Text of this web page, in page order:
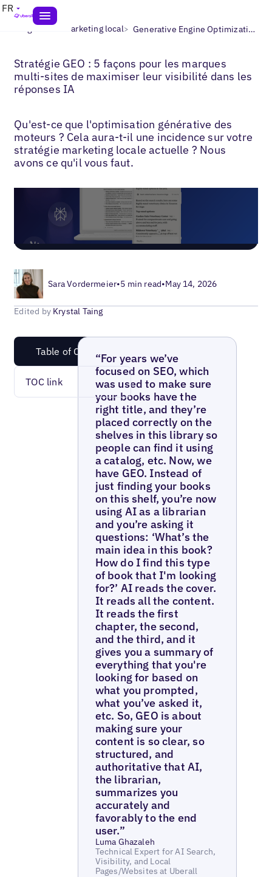
FR
Blogs> AEO marketing local> Generative Engine Optimization Strategy
Stratégie GEO : 5 façons pour les marques
multi-sites de maximiser leur visibilité dans les
réponses IA
Qu'est-ce que l'optimisation générative des
moteurs ? Cela aura-t-il une incidence sur votre
stratégie marketing locale actuelle ? Nous
avons ce qu'il vous faut.
Sara Vordermeier•5 min read•May 14, 2026
Edited by Krystal Taing
Table of Content
TOC link
“For years we’ve
focused on SEO, which
was used to make sure
your books have the
right title, and they’re
placed correctly on the
shelves in this library so
people can find it using
a catalog, etc. ‍Now, we
have GEO. Instead of
just finding your books
on this shelf, you’re now
using AI as a librarian
and you’re asking it
questions: ‘What’s the
main idea in this book?
How do I find this type
of book that I'm looking
for?’ AI reads the cover.
It reads all the content.
It reads the first
chapter, the second,
and the third, and it
gives you a summary of
everything that you're
looking for based on
what you prompted,
what you’ve asked it,
etc. ‍So, GEO is about
making sure your
content is so clear, so
structured, and
authoritative that AI,
the librarian,
summarizes you
accurately and
favorably to the end
user.”
Luma Ghazaleh
Technical Expert for AI Search,
Visibility, and Local
Pages/Websites at Uberall